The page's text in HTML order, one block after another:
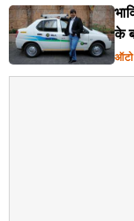
के
ऑटो